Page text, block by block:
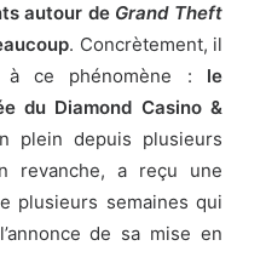
autour de Grand Theft
. Concrètement, il
à ce phénomène : le
du Diamond Casino &
plein depuis plusieurs
revanche, a reçu une
plusieurs semaines qui
de sa mise en